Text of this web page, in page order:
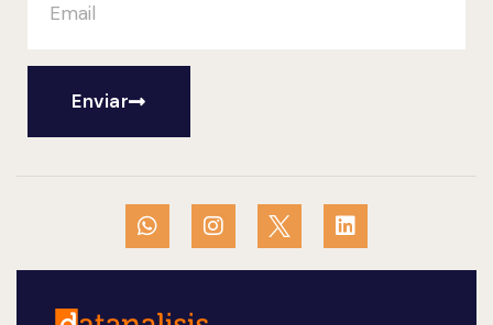
Enviar